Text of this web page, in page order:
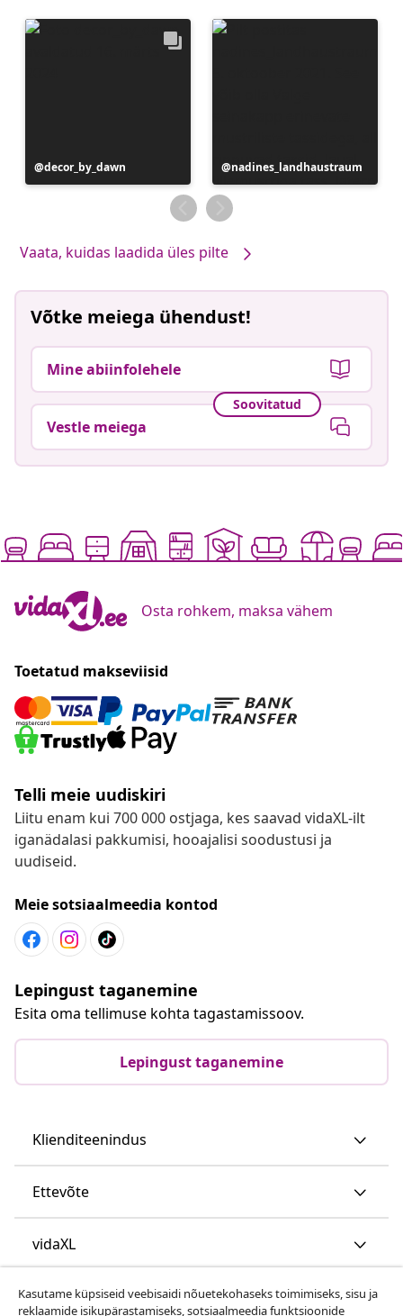
Postitus
avaldatud
decor_by_dawn
Postitus
avaldatud
nadines_landhaustraum
Vaata, kuidas laadida üles pilte
Võtke meiega ühendust!
Mine abiinfolehele
Soovitatud
Vestle meiega
Osta rohkem, maksa vähem
Toetatud makseviisid
Telli meie uudiskiri
Liitu enam kui 700 000 ostjaga, kes saavad vidaXL-ilt
iganädalasi pakkumisi, hooajalisi soodustusi ja
uudiseid.
Meie sotsiaalmeedia kontod
Lepingust taganemine
Esita oma tellimuse kohta tagastamissoov.
Lepingust taganemine
Klienditeenindus
Ettevõte
vidaXL
Vaata rohkem
Kasutame küpsiseid veebisaidi nõuetekohaseks toimimiseks, sisu ja
reklaamide isikupärastamiseks, sotsiaalmeedia funktsioonide